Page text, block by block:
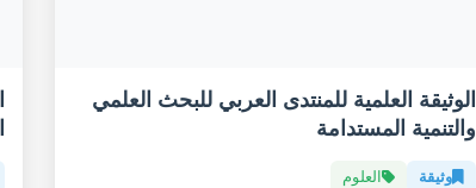
الوثيقة العلمية للمنتدى العربي للبحث العلمي
والتنمية المستدامة
وثيقة العلوم